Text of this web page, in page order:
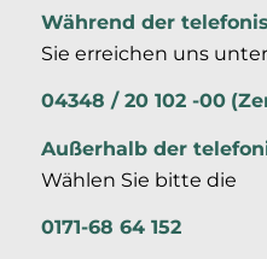
Während der
Sie erreichen uns unter
04348 / 20 102 -00
Außerhalb der
Wählen Sie bitte die
0171-68 64 152